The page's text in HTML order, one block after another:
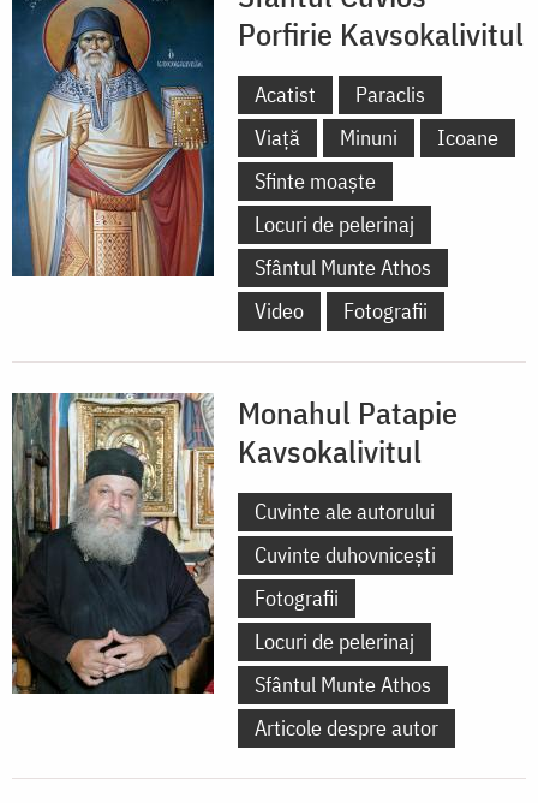
Porfirie Kavsokalivitul
Acatist
Paraclis
Viață
Minuni
Icoane
Sfinte moaște
Locuri de pelerinaj
Sfântul Munte Athos
Video
Fotografii
Monahul Patapie
Kavsokalivitul
Cuvinte ale autorului
Cuvinte duhovnicești
Fotografii
Locuri de pelerinaj
Sfântul Munte Athos
Articole despre autor